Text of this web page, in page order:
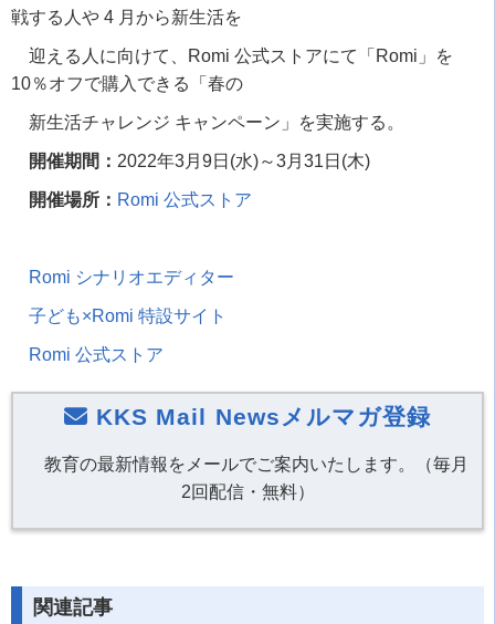
戦する人や 4 月から新生活を
迎える人に向けて、 Romi 公式ストアにて「 Romi 」を
10％オフで購入できる「春の
新生活チャレンジ キャンペーン」を実施する。
開催期間： 2022年3月 9日 (水)～3月 31 日 (木)
開催場所： Romi 公式ストア
Romi シナリオエディター
子ども×Romi 特設サイト
Romi 公式ストア
KKS Mail Newsメルマガ登録
教育の最新情報をメールでご案内いたします。（毎月
2回配信・無料）
関連記事